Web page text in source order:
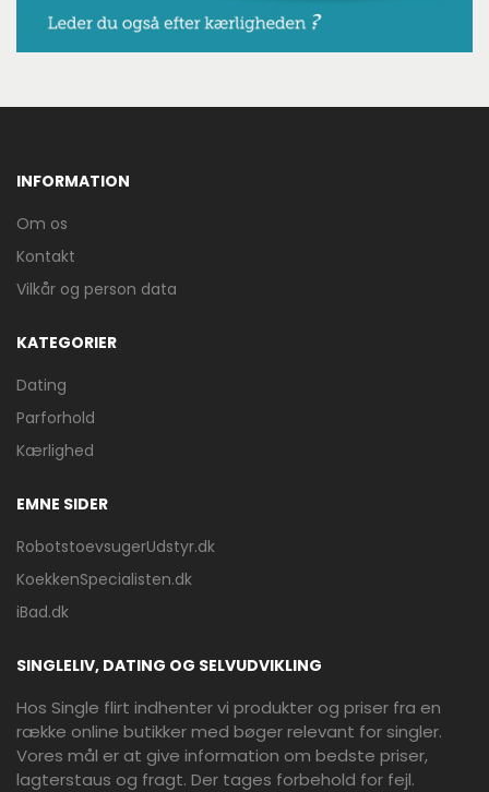
INFORMATION
Om os
Kontakt
Vilkår og person data
KATEGORIER
Dating
Parforhold
Kærlighed
EMNE SIDER
RobotstoevsugerUdstyr.dk
KoekkenSpecialisten.dk
iBad.dk
SINGLELIV, DATING OG SELVUDVIKLING
Hos Single flirt indhenter vi produkter og priser fra en
række online butikker med bøger relevant for singler.
Vores mål er at give information om bedste priser,
lagterstaus og fragt. Der tages forbehold for fejl.